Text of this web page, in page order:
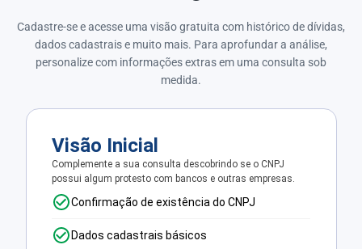
Cadastre-se e acesse uma visão gratuita com histórico de dívidas,
dados cadastrais e muito mais. Para aprofundar a análise,
personalize com informações extras em uma consulta sob
medida.
Visão Inicial
Complemente a sua consulta descobrindo se o CNPJ
possui algum protesto com bancos e outras empresas.
Confirmação de existência do CNPJ
Dados cadastrais básicos